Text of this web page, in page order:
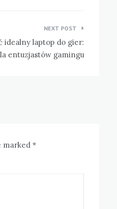
NEXT POST
idealny laptop do gier:
entuzjastów gamingu
marked *